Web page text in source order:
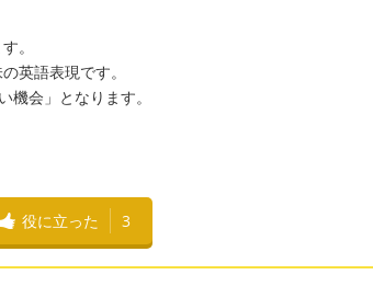
。
英語表現です。
会」となります。
役に立った 3